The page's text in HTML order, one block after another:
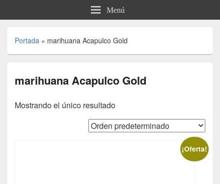
Menú
Portada » marihuana Acapulco Gold
marihuana Acapulco Gold
Mostrando el único resultado
¡Oferta!